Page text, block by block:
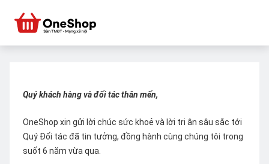
Quý khách hàng và đối tác thân mến,
OneShop xin gửi lời chúc sức khoẻ và lời tri ân sâu sắc tới
Quý Đối tác đã tin tưởng, đồng hành cùng chúng tôi trong
suốt 6 năm vừa qua.